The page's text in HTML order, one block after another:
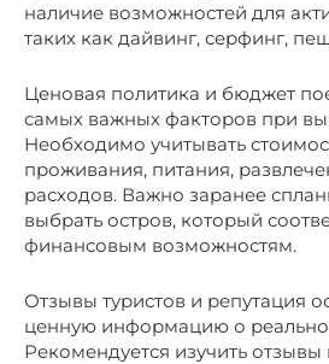
наличие возможностей для
таких как дайвинг, серфинг,
Ценовая политика и бюджет
самых важных факторов при
Необходимо учитывать
проживания, питания,
расходов. Важно заранее
выбрать остров, который
финансовым возможностям.
Отзывы туристов и репутация
ценную информацию о
Рекомендуется изучить